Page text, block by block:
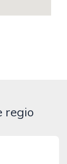
regio